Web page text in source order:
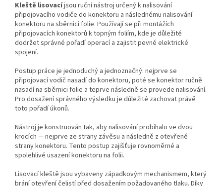
Kleště lisovacíjsou ruční nástroj určený k nalisování
připojovacího vodiče do konektoru a následnému nalisování
konektoru na sběrnici folie. Používají se při montážích
připojovacích konektorů k topným foliím, kde je důležité
dodržet správné pořadí operací a zajistit pevné elektrické
spojení.
Postup práce je jednoduchý a jednoznačný: nejprve se
připojovací vodič nasadí do konektoru, poté se konektor ručně
nasadí na sběrnici folie a teprve následně se provede nalisování.
Pro dosažení správného výsledku je důležité zachovat právě
toto pořadí úkonů.
Nástroj je konstruován tak, aby nalisování probíhalo ve dvou
krocích — nejprve ze strany závěsu a následně z otevřené
strany konektoru. Tento postup zajišťuje rovnoměrné a
spolehlivé usazení konektoru na folii.
Lisovací kleště jsou vybaveny západkovým mechanismem, který
brání otevření čelistí před dosažením požadovaného tlaku. Díky